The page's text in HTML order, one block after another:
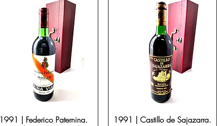
1991 | Federico Paternina.
1991 | Castillo de Sajazarra.